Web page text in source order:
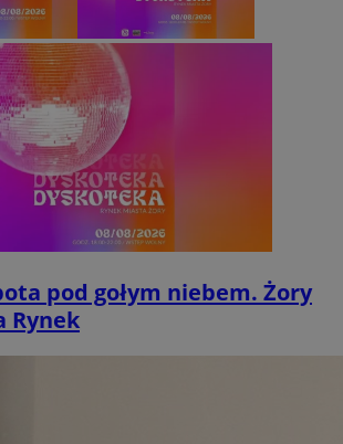
pod gołym niebem. Żory
Rynek